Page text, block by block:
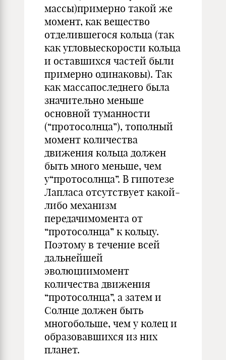
массы)примерно такой же
момент, как вещество
отделившегося кольца (так
как угловыескорости кольца
и оставшихся частей были
примерно одинаковы). Так
как массапоследнего была
значительно меньше
основной туманности
(“протосолнца”), тополный
момент количества
движения кольца должен
быть много меньше, чем
у“протосолнца”. В гипотезе
Лапласа отсутствует какой-
либо механизм
передачимомента от
“протосолнца” к кольцу.
Поэтому в течение всей
дальнейшей
эволюциимомент
количества движения
“протосолнца”, а затем и
Солнце должен быть
многобольше, чем у колец и
образовавшихся из них
планет.